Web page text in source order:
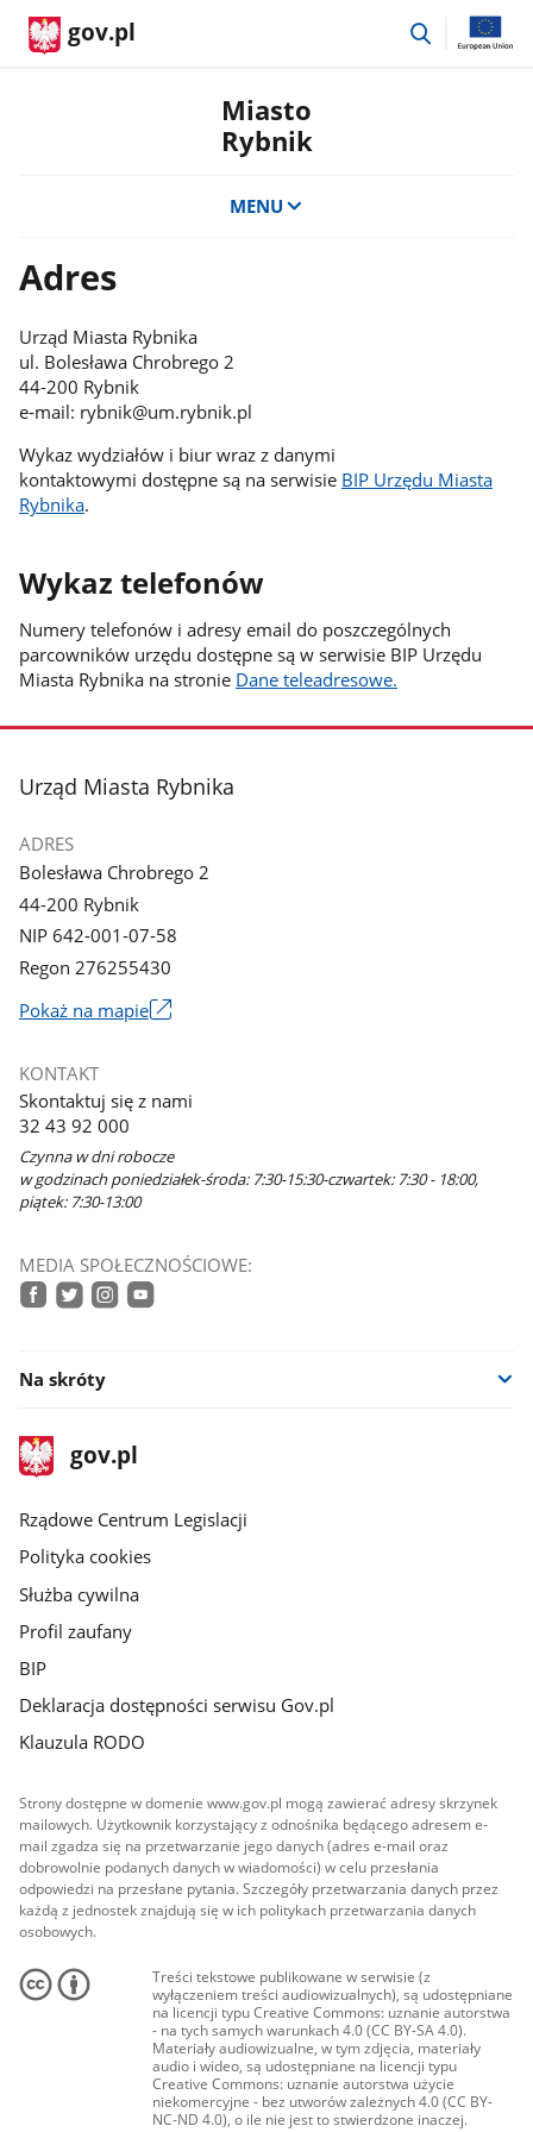
gov.pl
przejdź
Miasto
Rybnik
MENU
Adres
Urząd Miasta Rybnika
ul. Bolesława Chrobrego 2
44-200 Rybnik
e-mail: rybnik@um.rybnik.pl
Wykaz wydziałów i biur wraz z danymi
kontaktowymi dostępne są na serwisie BIP Urzędu Miasta
Rybnika.
Wykaz telefonów
Numery telefonów i adresy email do poszczególnych
parcowników urzędu dostępne są w serwisie BIP Urzędu
Miasta Rybnika na stronie Dane teleadresowe.
stopka
Urząd Miasta Rybnika
ADRES
Bolesława Chrobrego 2
44-200 Rybnik
NIP 642-001-07-58
Regon 276255430
Pokaż na mapieLink
nowym
KONTAKT
Skontaktuj się z nami
32 43 92 000
Czynna w dni robocze
w godzinach poniedziałek-środa: 7:30-15:30-czwartek: 7:30 - 18:00,
piątek: 7:30-13:00
MEDIA SPOŁECZNOŚCIOWE:
Na skróty
stopka
gov.plStrona
gov.pl
Rządowe Centrum Legislacji
Polityka cookies
Służba cywilna
Profil zaufany
BIP
Deklaracja dostępności serwisu Gov.pl
Klauzula RODO
Strony dostępne w domenie www.gov.pl mogą zawierać adresy skrzynek
mailowych. Użytkownik korzystający z odnośnika będącego adresem e-
mail zgadza się na przetwarzanie jego danych (adres e-mail oraz
dobrowolnie podanych danych w wiadomości) w celu przesłania
odpowiedzi na przesłane pytania. Szczegóły przetwarzania danych przez
każdą z jednostek znajdują się w ich politykach przetwarzania danych
osobowych.
Treści tekstowe publikowane w serwisie (z
wyłączeniem treści audiowizualnych), są udostępniane
na licencji typu Creative Commons: uznanie autorstwa
- na tych samych warunkach 4.0 (CC BY-SA 4.0).
Materiały audiowizualne, w tym zdjęcia, materiały
audio i wideo, są udostępniane na licencji typu
Creative Commons: uznanie autorstwa użycie
niekomercyjne - bez utworów zależnych 4.0 (CC BY-
NC-ND 4.0), o ile nie jest to stwierdzone inaczej.